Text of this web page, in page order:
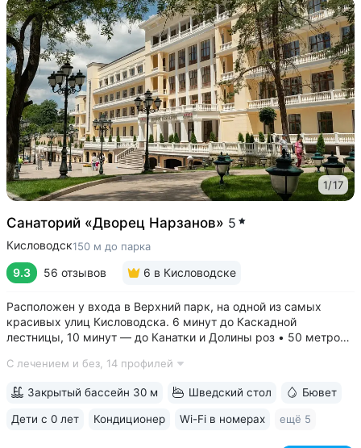
1/17
Санаторий «Дворец Нарзанов» 5
Кисловодск150 м до парка
9.3 56 отзывов 6 в Кисловодске
Расположен у входа в Верхний парк, на одной из самых
красивых улиц Кисловодска. 6 минут до Каскадной
лестницы, 10 минут — до Канатки и Долины роз • 50 метров
(Кисловодск), «Славяновская» (Железноводск), «Ессентуки
С лечением и без, 14 профилей
Закрытый бассейн 30 м Шведский стол Бювет
Дети с 0 лет Кондиционер Wi-Fi в номерах ещё 5